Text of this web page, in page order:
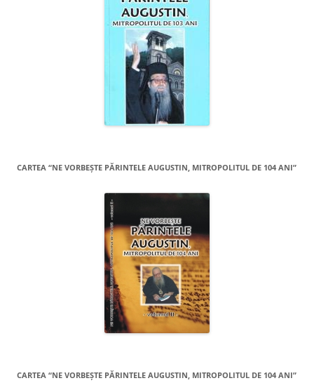
CARTEA “NE VORBEŞTE PĂRINTELE AUGUSTIN, MITROPOLITUL DE 104 ANI”
CARTEA “NE VORBEŞTE PĂRINTELE AUGUSTIN, MITROPOLITUL DE 104 ANI”